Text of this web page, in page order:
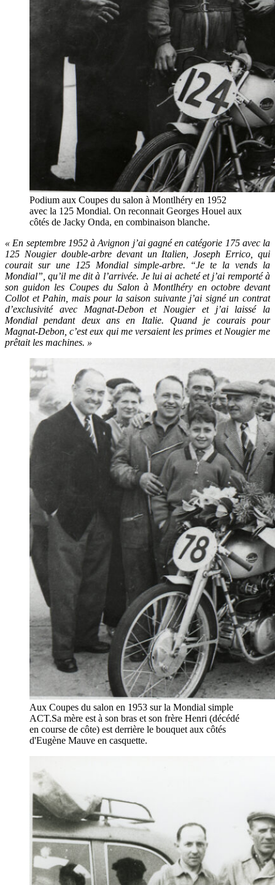
Podium aux Coupes du salon à Montlhéry en 1952
avec la 125 Mondial. On reconnait Georges Houel aux
côtés de Jacky Onda, en combinaison blanche.
« En septembre 1952 à Avignon j’ai gagné en catégorie 175 avec la
125 Nougier double-arbre devant un Italien, Joseph Errico, qui
courait sur une 125 Mondial simple-arbre. “Je te la vends la
Mondial”, qu’il me dit à l’arrivée. Je lui ai acheté et j’ai remporté à
son guidon les Coupes du Salon à Montlhéry en octobre devant
Collot et Pahin, mais pour la saison suivante j’ai signé un contrat
d’exclusivité avec Magnat-Debon et Nougier et j’ai laissé la
Mondial pendant deux ans en Italie. Quand je courais pour
Magnat-Debon, c’est eux qui me versaient les primes et Nougier me
prêtait les machines. »
Aux Coupes du salon en 1953 sur la Mondial simple
ACT.Sa mère est à son bras et son frère Henri (décédé
en course de côte) est derrière le bouquet aux côtés
d'Eugène Mauve en casquette.